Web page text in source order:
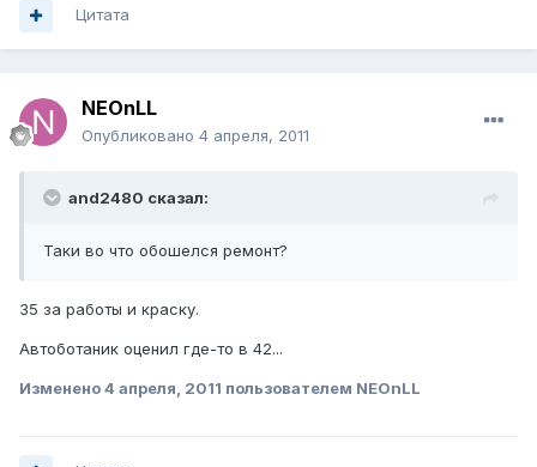
Цитата
NEOnLL
Опубликовано 4 апреля, 2011
and2480 сказал:
Таки во что обошелся ремонт?
35 за работы и краску.
Автоботаник оценил где-то в 42...
Изменено4 апреля, 2011 пользователем NEOnLL